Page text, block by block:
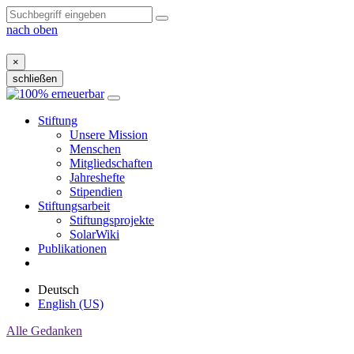
nach oben
×
schließen
Zum
Stiftung
Unsere Mission
Menschen
Mitgliedschaften
Jahreshefte
Stipendien
Stiftungsarbeit
Stiftungsprojekte
SolarWiki
Publikationen
Deutsch
English (US)
Alle Gedanken